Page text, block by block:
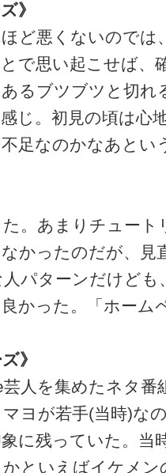
》
ど悪くないのでは
で思い起こせば、
るブツブツと切れ
じ。初見の頃は心
足なのかなあとい
。あまりチュート
かったのだが、見
パターンだけど
かった。「ホーム
》
人を集めたネタ番
ヨが若手(当時)な
に残っていた。当
といえばイケメン